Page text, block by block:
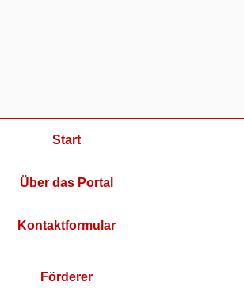
Start
Über das Portal
Kontaktformular
Förderer